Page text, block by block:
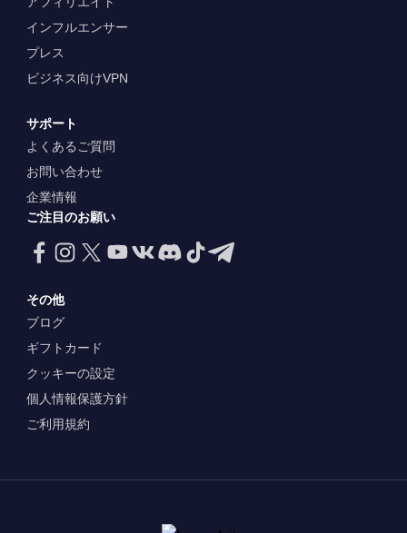
インフルエンサー
プレス
ビジネス向けVPN
サポート
よくあるご質問
お問い合わせ
企業情報
ご注目のお願い
その他
ブログ
ギフトカード
クッキーの設定
個人情報保護方針
ご利用規約